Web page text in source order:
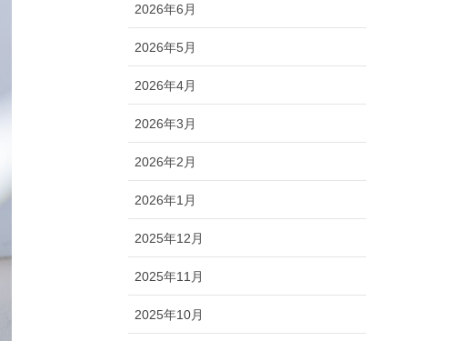
2026年6月
2026年5月
2026年4月
2026年3月
2026年2月
2026年1月
2025年12月
2025年11月
2025年10月